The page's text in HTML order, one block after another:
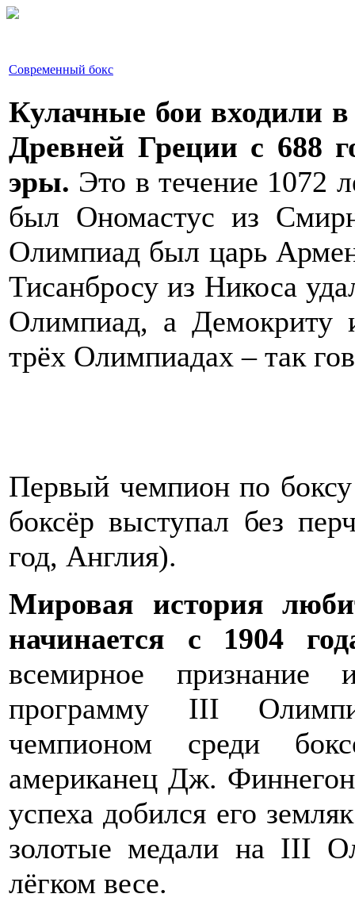
Современный бокс
Кулачные бои входили
Древней Греции с 688
эры. Это в течение 1072
был Ономастус из
Олимпиад был царь
Тисанбросу из Никоса
Олимпиад, а Демокриту
трёх Олимпиадах – так
Первый чемпион по боксу
боксёр выступал без
год, Англия).
Мировая история
начинается с 1904
всемирное
программу III
чемпионом среди
американец Дж.
успеха добился его
золотые медали на III
лёгком весе.